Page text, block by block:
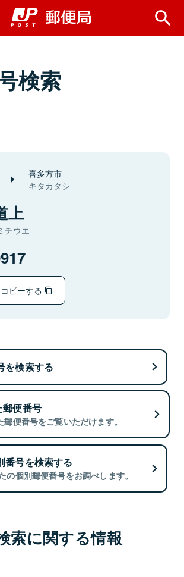
検索
喜多方市
キタカタシ
上
チウエ
ピーする
を検索する
便番号
便番号をご覧いただけます。
番号を検索する
の個別郵便番号をお調べします。
索に関する情報